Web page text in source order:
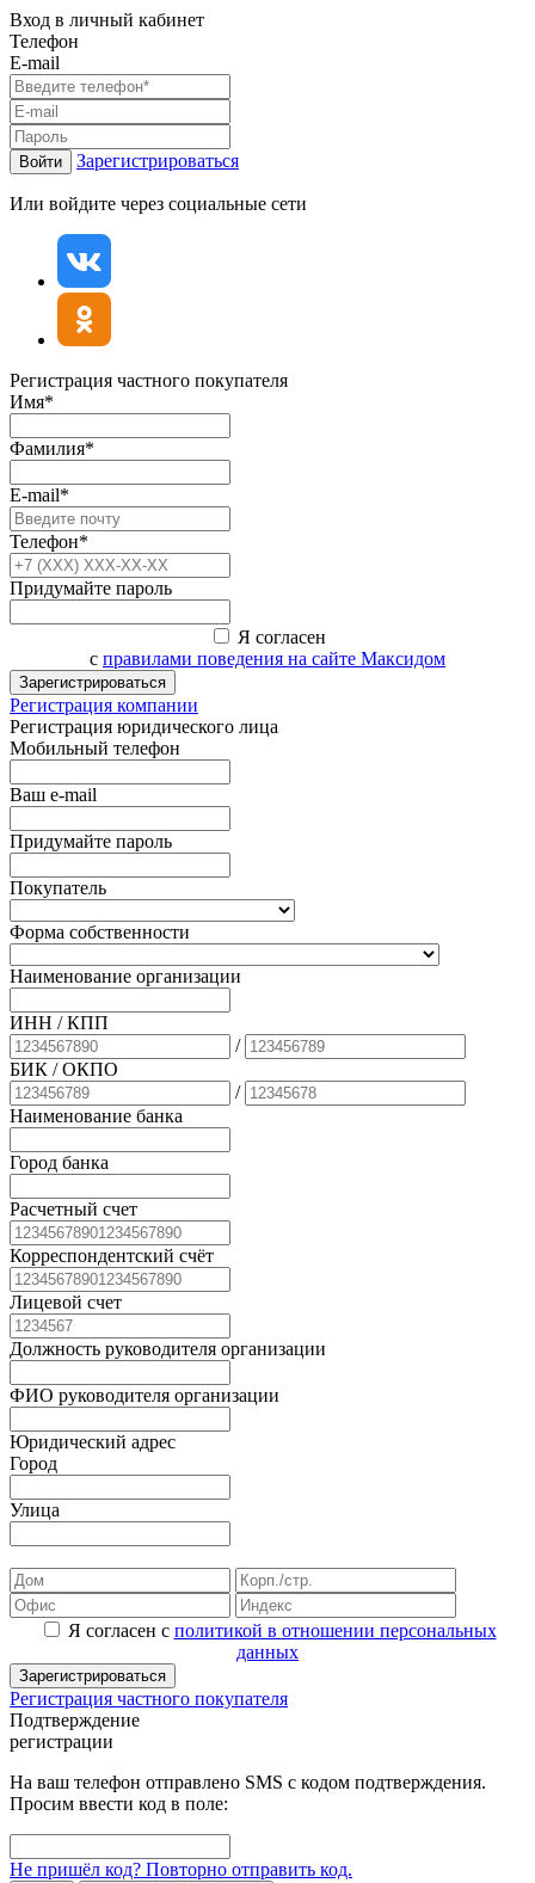
Вход в личный кабинет
Телефон
E-mail
Войти Зарегистрироваться
Или войдите через социальные сети
Регистрация частного покупателя
Имя*
Фамилия*
E-mail*
Телефон*
Придумайте пароль
Я согласен
с правилами поведения на сайте Максидом
Зарегистрироваться
Регистрация компании
Регистрация юридического лица
Мобильный телефон
Ваш e-mail
Придумайте пароль
Покупатель
Форма собственности
Наименование организации
ИНН / КПП
/
БИК / ОКПО
/
Наименование банка
Город банка
Расчетный счет
Корреспондентский счёт
Лицевой счет
Должность руководителя организации
ФИО руководителя организации
Юридический адрес
Город
Улица
Я согласен с политикой в отношении персональных
данных
Зарегистрироваться
Регистрация частного покупателя
Подтверждение
регистрации
На ваш телефон отправлено SMS с кодом подтверждения.
Просим ввести код в поле:
Не пришёл код? Повторно отправить код.